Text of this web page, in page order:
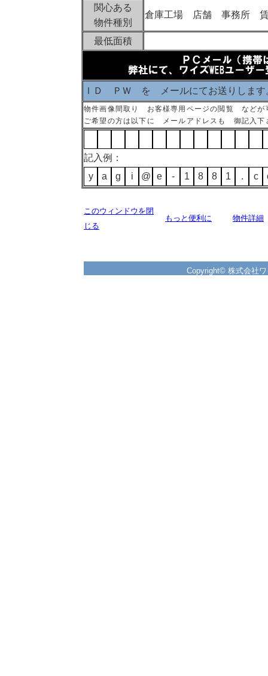
関心ある
物件種別
倉庫工場 店舗 事務所
最低面積
ＩＤ ＰＷ を メールにてお送りします
物件画像間取り お客様専用ページの閲覧 などが
ご希望の方は以下に メールアドレスも 御記入下
記入例：
y
a g i @ e - 1 8 8 1 . c
このウィンドウを閉
じる
もっと便利に 物件詳細
Copyright© 株式会社